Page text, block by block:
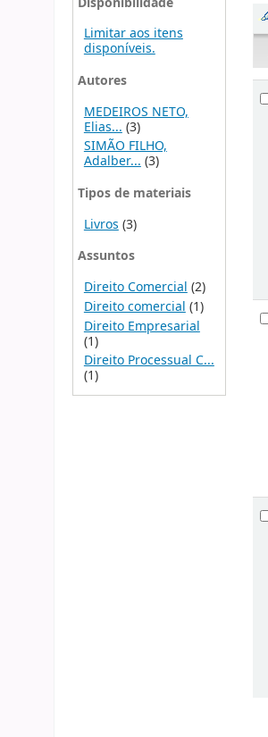
Limitar aos itens
disponíveis.
Autores
MEDEIROS NETO,
Elias... (3)
SIMÃO FILHO,
Adalber...(3)
Tipos de materiais
Livros (3)
Assuntos
Direito Comercial (2)
Direito comercial (1)
Direito Empresarial
(1)
Direito Processual C...
(1)